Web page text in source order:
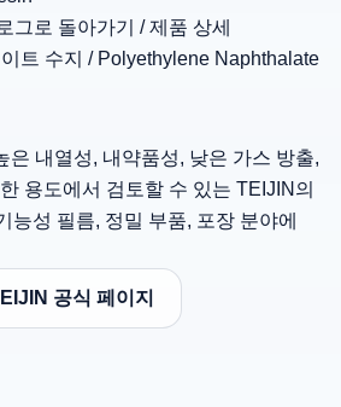
그로 돌아가기 / 제품 상세
트 수지 / Polyethylene Naphthalate
은 내열성, 내약품성, 낮은 가스 방출,
용도에서 검토할 수 있는 TEIJIN의
능성 필름, 정밀 부품, 포장 분야에
공식 페이지